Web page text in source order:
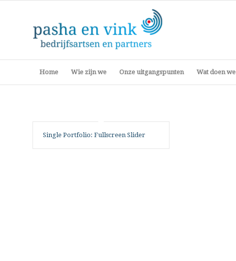
Home Wie zijn we Onze uitgangspunten Wat doen we
Single Portfolio: Fullscreen Slider